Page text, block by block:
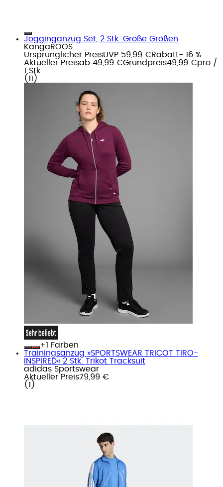
Jogginganzug Set, 2 Stk. Große Größen
KangaROOS
Ursprünglicher PreisUVP 59,99 €Rabatt- 16 %
Aktueller Preisab 49,99 €Grundpreis49,99 €pro /
1 Stk
( 11 )
+
Farben
Trainingsanzug »SPORTSWEAR TRICOT TIRO-
INSPIRED« 2 Stk. Trikot Tracksuit
adidas Sportswear
Aktueller Preis79,99 €
( 1 )